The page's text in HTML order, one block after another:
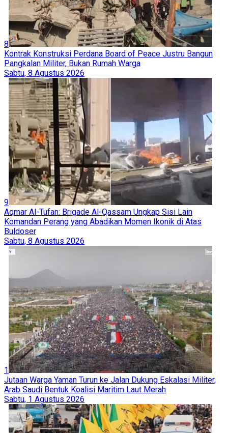
8
Kontrak Konstruksi Perdana Board of Peace Justru Bangun
Pangkalan Militer, Bukan Rumah Warga
Sabtu, 8 Agustus 2026
9
Aqmar Al-Tufan: Brigade Al-Qassam Ungkap Sisi Lain
Komandan Perang yang Abadikan Momen Ikonik di Atas
Buldoser
Sabtu, 8 Agustus 2026
1
Jutaan Warga Yaman Turun ke Jalan Dukung Eskalasi Militer,
Arab Saudi Bentuk Koalisi Maritim Laut Merah
Sabtu, 1 Agustus 2026